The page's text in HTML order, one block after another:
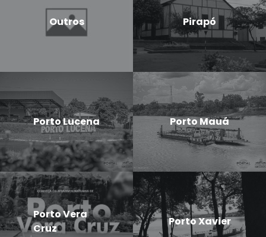
Outros Pirapó
Porto Lucena Porto Mauá
Porto Vera
Cruz
Porto Xavier